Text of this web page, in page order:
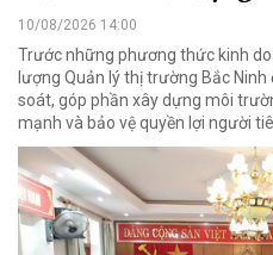
10/08/2026 14:00
Trước những phương thức kinh
lượng Quản lý thị trường Bắc
soát, góp phần xây dựng môi
mạnh và bảo vệ quyền lợi người